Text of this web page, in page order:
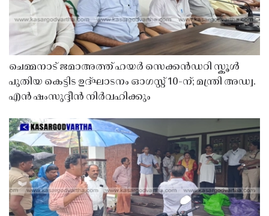
ചെമ്മനാട് ജമാഅത്ത് ഹയർ സെക്കൻഡറി സ്കൂൾ
പുതിയ കെട്ടിട ഉദ്ഘാടനം ഓഗസ്റ്റ് 10-ന്; മന്ത്രി അഡ്വ.
എൻ ഷംസുദ്ദീൻ നിർവഹിക്കും